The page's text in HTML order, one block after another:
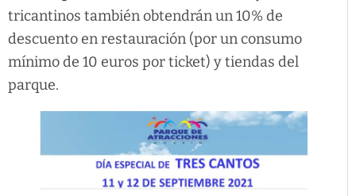
tricantinos también obtendrán un 10% de
descuento en restauración (por un consumo
mínimo de 10 euros por ticket) y tiendas del
parque.